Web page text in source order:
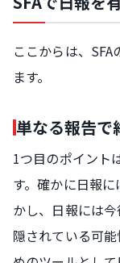
ここからは、
ます。
単なる報告で
1つ目のポイント
す。確かに日報
かし、日報には
隠されている可